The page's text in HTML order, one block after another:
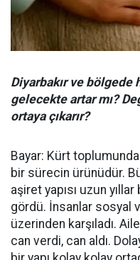
Diyarbakır ve
gelecekte artar mı?
ortaya çıkarır?
Bayar: Kürt toplumunda
bir sürecin ürünüdür.
aşiret yapısı uzun
gördü. İnsanlar sosyal
üzerinden karşıladı.
can verdi, can aldı.